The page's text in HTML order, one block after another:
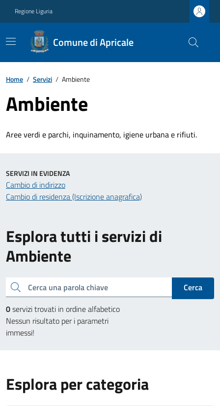
Regione Liguria
Comune di Apricale
Home / Servizi / Ambiente
Ambiente
Aree verdi e parchi, inquinamento, igiene urbana e rifiuti.
Esplora tutti i servizi di
Ambiente
Cerca una parola chiave
Cerca
0servizi trovati in ordine alfabetico
Nessun risultato per i parametri
immessi!
SERVIZI IN EVIDENZA
Cambio di indirizzo
Cambio di residenza (Iscrizione anagrafica)
Esplora per categoria